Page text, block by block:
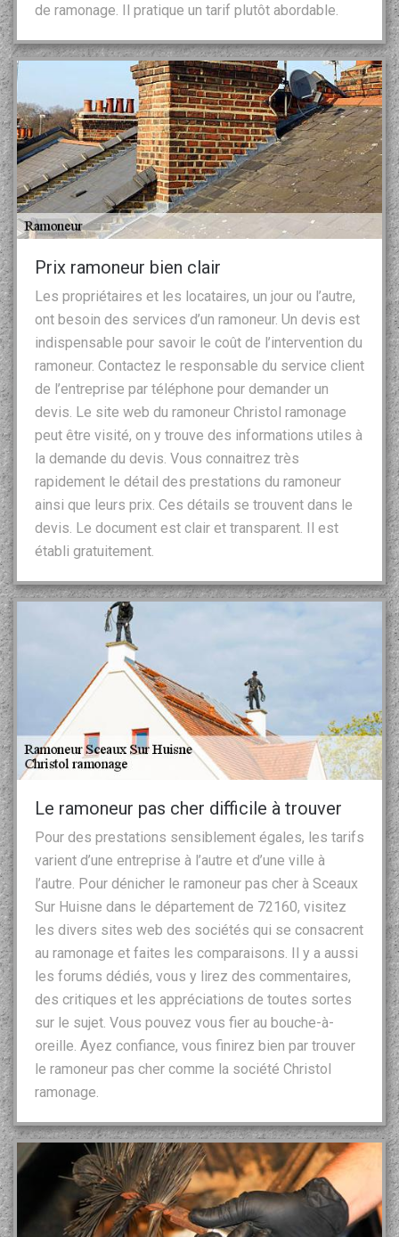
de ramonage. Il pratique un tarif plutôt abordable.
Prix ramoneur bien clair
Les propriétaires et les locataires, un jour ou l’autre,
ont besoin des services d’un ramoneur. Un devis est
indispensable pour savoir le coût de l’intervention du
ramoneur. Contactez le responsable du service client
de l’entreprise par téléphone pour demander un
devis. Le site web du ramoneur Christol ramonage
peut être visité, on y trouve des informations utiles à
la demande du devis. Vous connaitrez très
rapidement le détail des prestations du ramoneur
ainsi que leurs prix. Ces détails se trouvent dans le
devis. Le document est clair et transparent. Il est
établi gratuitement.
Le ramoneur pas cher difficile à trouver
Pour des prestations sensiblement égales, les tarifs
varient d’une entreprise à l’autre et d’une ville à
l’autre. Pour dénicher le ramoneur pas cher à Sceaux
Sur Huisne dans le département de 72160, visitez
les divers sites web des sociétés qui se consacrent
au ramonage et faites les comparaisons. Il y a aussi
les forums dédiés, vous y lirez des commentaires,
des critiques et les appréciations de toutes sortes
sur le sujet. Vous pouvez vous fier au bouche-à-
oreille. Ayez confiance, vous finirez bien par trouver
le ramoneur pas cher comme la société Christol
ramonage.